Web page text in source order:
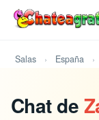
Salas España
Chat de